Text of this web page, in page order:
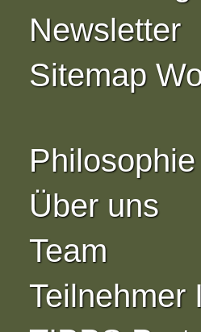
Newsletter
Sitemap
Philosophie
Über uns
Team
Teilnehmer